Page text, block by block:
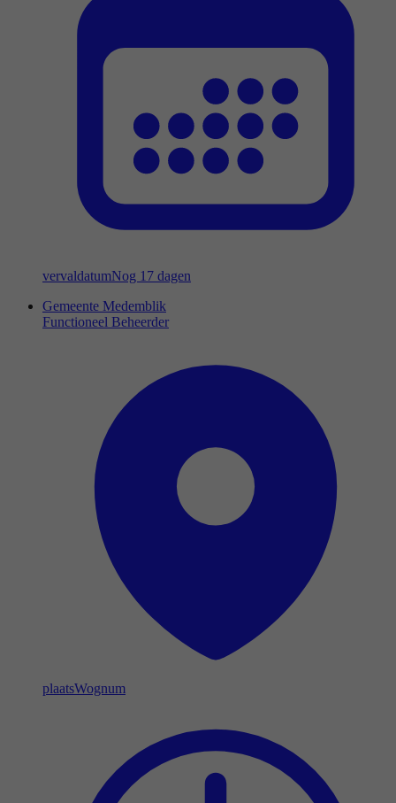
vervaldatumNog 17 dagen
Gemeente Medemblik
Functioneel Beheerder
plaatsWognum